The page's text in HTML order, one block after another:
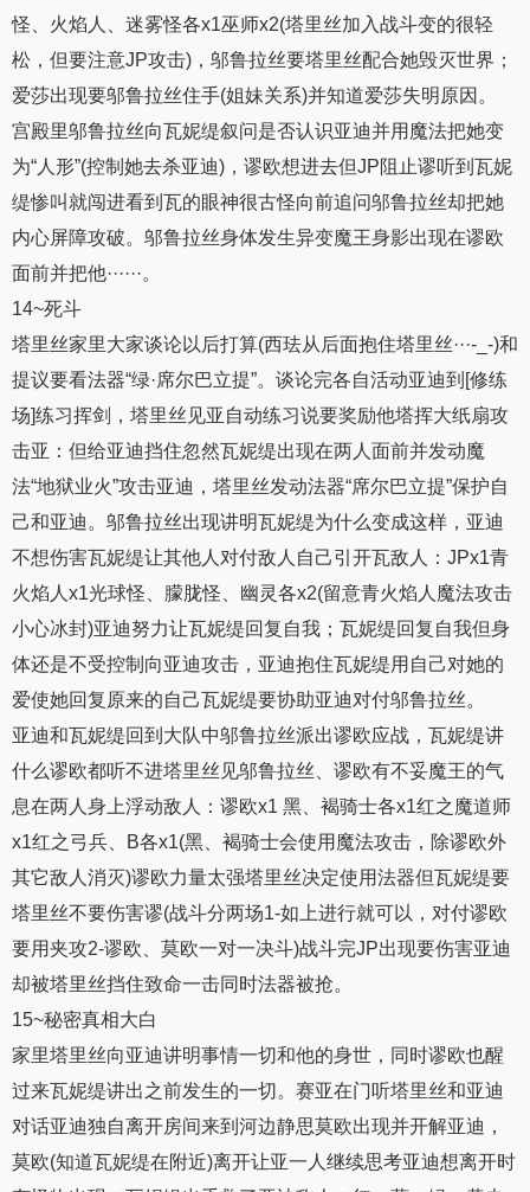
怪、火焰人、迷雾怪各x1巫师x2(塔里丝加入战斗变的很轻
松，但要注意JP攻击)，邬鲁拉丝要塔里丝配合她毁灭世界；
爱莎出现要邬鲁拉丝住手(姐妹关系)并知道爱莎失明原因。
宫殿里邬鲁拉丝向瓦妮缇叙问是否认识亚迪并用魔法把她变
为“人形”(控制她去杀亚迪)，谬欧想进去但JP阻止谬听到瓦妮
缇惨叫就闯进看到瓦的眼神很古怪向前追问邬鲁拉丝却把她
内心屏障攻破。邬鲁拉丝身体发生异变魔王身影出现在谬欧
面前并把他······。
14~死斗
塔里丝家里大家谈论以后打算(西珐从后面抱住塔里丝···-_-)和
提议要看法器“绿·席尔巴立提”。谈论完各自活动亚迪到[修练
场]练习挥剑，塔里丝见亚自动练习说要奖励他塔挥大纸扇攻
击亚：但给亚迪挡住忽然瓦妮缇出现在两人面前并发动魔
法“地狱业火”攻击亚迪，塔里丝发动法器“席尔巴立提”保护自
己和亚迪。邬鲁拉丝出现讲明瓦妮缇为什么变成这样，亚迪
不想伤害瓦妮缇让其他人对付敌人自己引开瓦敌人：JPx1青
火焰人x1光球怪、朦胧怪、幽灵各x2(留意青火焰人魔法攻击
小心冰封)亚迪努力让瓦妮缇回复自我；瓦妮缇回复自我但身
体还是不受控制向亚迪攻击，亚迪抱住瓦妮缇用自己对她的
爱使她回复原来的自己瓦妮缇要协助亚迪对付邬鲁拉丝。
亚迪和瓦妮缇回到大队中邬鲁拉丝派出谬欧应战，瓦妮缇讲
什么谬欧都听不进塔里丝见邬鲁拉丝、谬欧有不妥魔王的气
息在两人身上浮动敌人：谬欧x1 黑、褐骑士各x1红之魔道师
x1红之弓兵、B各x1(黑、褐骑士会使用魔法攻击，除谬欧外
其它敌人消灭)谬欧力量太强塔里丝决定使用法器但瓦妮缇要
塔里丝不要伤害谬(战斗分两场1-如上进行就可以，对付谬欧
要用夹攻2-谬欧、莫欧一对一决斗)战斗完JP出现要伤害亚迪
却被塔里丝挡住致命一击同时法器被抢。
15~秘密真相大白
家里塔里丝向亚迪讲明事情一切和他的身世，同时谬欧也醒
过来瓦妮缇讲出之前发生的一切。赛亚在门听塔里丝和亚迪
对话亚迪独自离开房间来到河边静思莫欧出现并开解亚迪，
莫欧(知道瓦妮缇在附近)离开让亚一人继续思考亚迪想离开时